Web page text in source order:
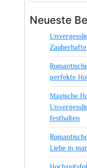
festzuhalten
Neueste
perfekte
Magische
festhalten
Liebe in